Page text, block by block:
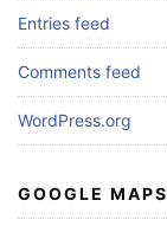
Entries feed
Comments feed
WordPress.org
GOOGLE MAPS